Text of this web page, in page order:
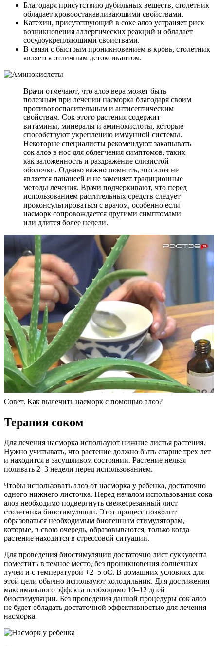
Благодаря присутствию дубильных веществ, столетник
обладает кровоостанавливающими свойствами.
Катехин, присутствующий в соке алоэ устраняет риск
возникновения аллергических реакций и обладает
сосудоукрепляющими свойствами.
В связи с быстрым проникновением в кровь, столетник
является отличным детоксикантом.
Врачи отмечают, что алоэ вера может быть
полезным при лечении насморка благодаря своим
противовоспалительным и антисептическим
свойствам. Сок этого растения содержит
витамины, минералы и аминокислоты, которые
способствуют укреплению иммунной системы.
Некоторые специалисты рекомендуют закапывать
сок алоэ в нос для облегчения симптомов, таких
как заложенность и раздражение слизистой
оболочки. Однако важно помнить, что алоэ не
является панацеей и не заменяет традиционные
методы лечения. Врачи подчеркивают, что перед
использованием растительных средств следует
проконсультироваться с врачом, особенно если
насморк сопровождается другими симптомами
или длится более недели.
Совет. Как вылечить насморк с помощью алоэ?
Терапия соком
Для лечения насморка используют нижние листья растения.
Нужно учитывать, что растение должно быть старше трех лет
и находится в засушливом состоянии. Растение нельзя
поливать 2–3 недели перед использованием.
Чтобы использовать алоэ от насморка у ребенка, достаточно
одного нижнего листочка. Перед началом использования сока
алоэ необходимо подвергнуть свежесрезанный лист
столетника биостимуляции. Этот процесс позволит
образоваться необходимым биогенным стимуляторам,
которые, в свою очередь, образовываются, только когда
растение находится в стрессовой ситуации.
Для проведения биостимуляции достаточно лист суккулента
поместить в темное место, без проникновения солнечных
лучей и с температурой +2–5 оС. В домашних условиях для
этой цели обычно используют холодильник. Для достижения
максимального эффекта необходимо 10–12 дней
биостимуляции. Без проведения данной процедуры сок алоэ
не будет обладать достаточной эффективностью для лечения
насморка.